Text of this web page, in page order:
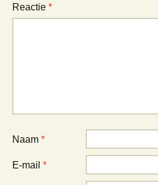
Reactie *
Naam *
E-mail *